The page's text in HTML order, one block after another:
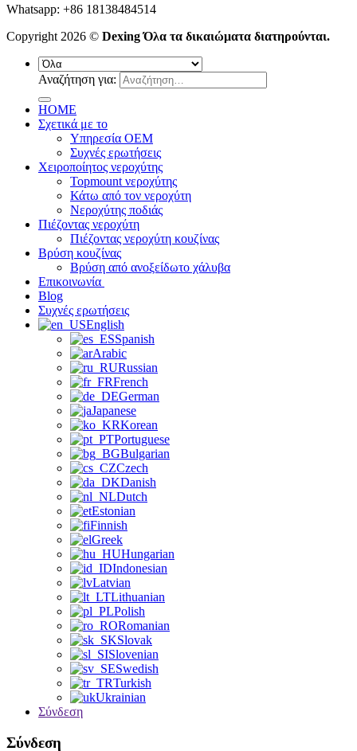
Whatsapp: +86 18138484514
Copyright 2026 © Dexing Όλα τα δικαιώματα διατηρούνται.
Αναζήτηση για:
HOME
Σχετικά με το
Υπηρεσία OEM
Συχνές ερωτήσεις
Χειροποίητος νεροχύτης
Topmount νεροχύτης
Κάτω από τον νεροχύτη
Νεροχύτης ποδιάς
Πιέζοντας νεροχύτη
Πιέζοντας νεροχύτη κουζίνας
Βρύση κουζίνας
Βρύση από ανοξείδωτο χάλυβα
Επικοινωνία
Blog
Συχνές ερωτήσεις
English
Spanish
Arabic
Russian
French
German
Japanese
Korean
Portuguese
Bulgarian
Czech
Danish
Dutch
Estonian
Finnish
Greek
Hungarian
Indonesian
Latvian
Lithuanian
Polish
Romanian
Slovak
Slovenian
Swedish
Turkish
Ukrainian
Σύνδεση
Σύνδεση